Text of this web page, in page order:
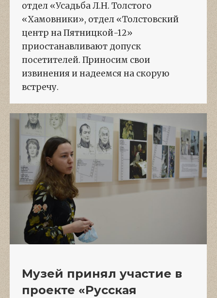
отдел «Усадьба Л.Н. Толстого
«Хамовники», отдел «Толстовский
центр на Пятницкой-12»
приостанавливают допуск
посетителей. Приносим свои
извинения и надеемся на скорую
встречу.
Музей принял участие в
проекте «Русская